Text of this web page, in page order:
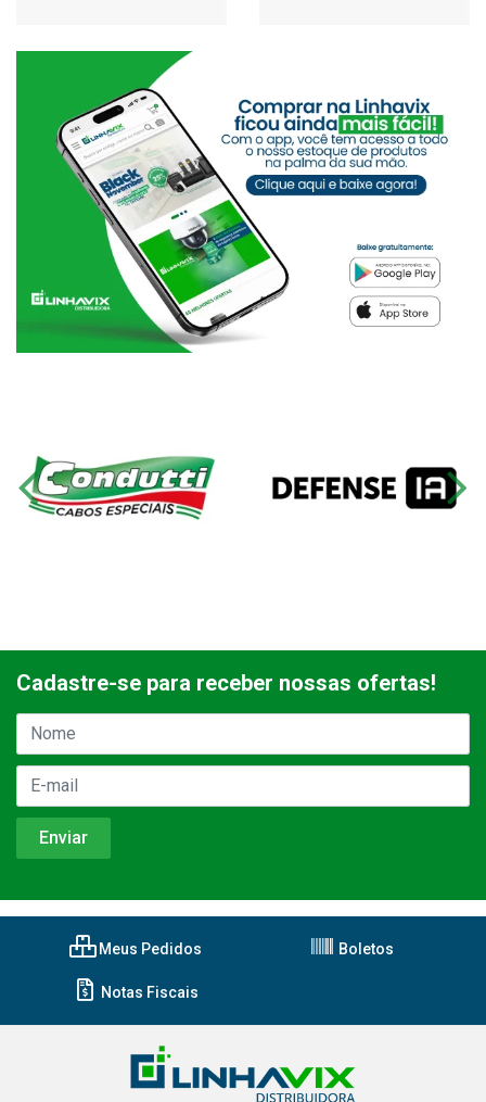
Cadastre-se para receber nossas ofertas!
Meus Pedidos Boletos
Notas Fiscais